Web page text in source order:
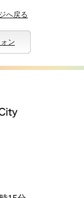
へ戻る
ン